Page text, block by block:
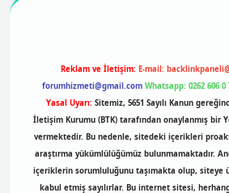
Reklam ve İletişim: E-mail:
forumhizmeti@gmail.com Whatsapp: 0262 606 0
Yasal Uyarı: Sitemiz, 5651 Sayılı Kanun
İletişim Kurumu (BTK) tarafından onaylanmış bir
vermektedir. Bu nedenle, sitedeki içerikleri
araştırma yükümlülüğümüz bulunmamaktadır.
içeriklerin sorumluluğunu taşımakta olup, siteye
kabul etmiş sayılırlar. Bu internet sitesi,